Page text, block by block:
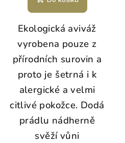
Ekologická aviváž
vyrobena pouze z
přírodních surovin a
proto je šetrná i k
alergické a velmi
citlivé pokožce. Dodá
prádlu nádherně
svěží vůni